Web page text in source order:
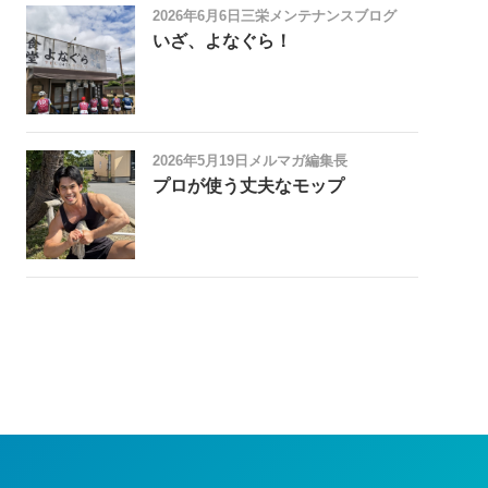
2026年6月6日 三栄メンテナンスブログ
いざ、よなぐら！
2026年5月19日 メルマガ編集長
プロが使う丈夫なモップ